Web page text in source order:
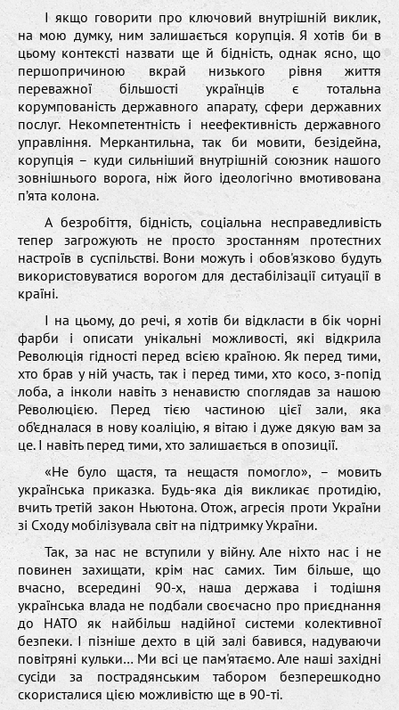
І якщо говорити про ключовий внутрішній виклик,
на мою думку, ним залишається корупція. Я хотів би в
цьому контексті назвати ще й бідність, однак ясно, що
першопричиною вкрай низького рівня життя
переважної більшості українців є тотальна
корумпованість державного апарату, сфери державних
послуг. Некомпетентність і неефективність державного
управління. Меркантильна, так би мовити, безідейна,
корупція – куди сильніший внутрішній союзник нашого
зовнішнього ворога, ніж його ідеологічно вмотивована
п’ята колона.
А безробіття, бідність, соціальна несправедливість
тепер загрожують не просто зростанням протестних
настроїв в суспільстві. Вони можуть і обов'язково будуть
використовуватися ворогом для дестабілізації ситуації в
країні.
І на цьому, до речі, я хотів би відкласти в бік чорні
фарби і описати унікальні можливості, які відкрила
Революція гідності перед всією країною. Як перед тими,
хто брав у ній участь, так і перед тими, хто косо, з-попід
лоба, а інколи навіть з ненавистю споглядав за нашою
Революцією. Перед тією частиною цієї зали, яка
об’єдналася в нову коаліцію, я вітаю і дуже дякую вам за
це. І навіть перед тими, хто залишається в опозиції.
«Не було щастя, та нещастя помогло», – мовить
українська приказка. Будь-яка дія викликає протидію,
вчить третій закон Ньютона. Отож, агресія проти України
зі Сходу мобілізувала світ на підтримку України.
Так, за нас не вступили у війну. Але ніхто нас і не
повинен захищати, крім нас самих. Тим більше, що
вчасно, всередині 90-х, наша держава і тодішня
українська влада не подбали своєчасно про приєднання
до НАТО як найбільш надійної системи колективної
безпеки. І пізніше дехто в цій залі бавився, надуваючи
повітряні кульки… Ми всі це пам'ятаємо. Але наші західні
сусіди за пострадянським табором безперешкодно
скористалися цією можливістю ще в 90-ті.